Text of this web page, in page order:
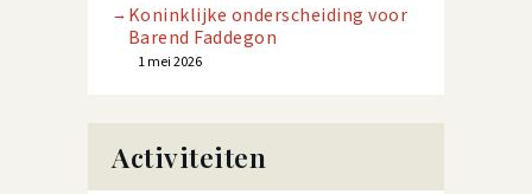
Koninklijke onderscheiding voor
Barend Faddegon
1 mei 2026
Activiteiten